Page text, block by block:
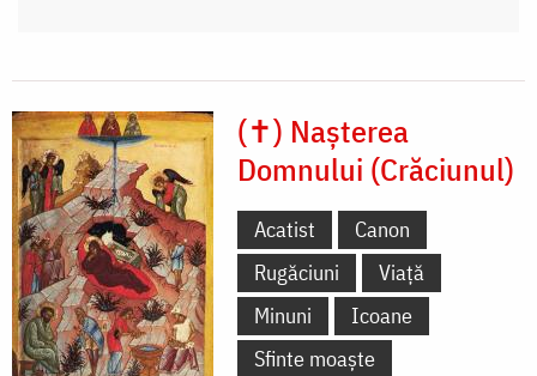
(✝) Nașterea
Domnului (Crăciunul)
Acatist
Canon
Rugăciuni
Viață
Minuni
Icoane
Sfinte moaște